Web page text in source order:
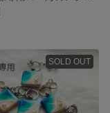
SOLD OUT